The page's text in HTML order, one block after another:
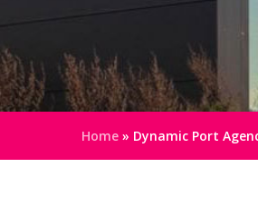
Home » Dynamic Port